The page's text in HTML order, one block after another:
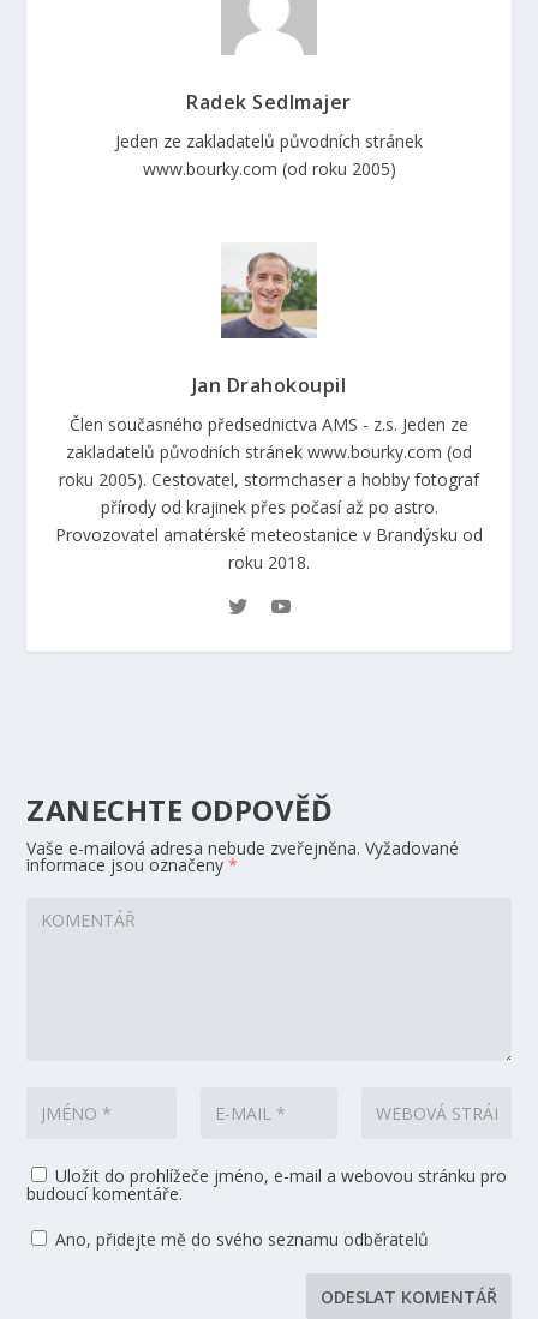
Radek Sedlmajer
Jeden ze zakladatelů původních stránek
www.bourky.com (od roku 2005)
Jan Drahokoupil
Člen současného předsednictva AMS - z.s. Jeden ze
zakladatelů původních stránek www.bourky.com (od
roku 2005). Cestovatel, stormchaser a hobby fotograf
přírody od krajinek přes počasí až po astro.
Provozovatel amatérské meteostanice v Brandýsku od
roku 2018.
ZANECHTE ODPOVĚĎ
Vaše e-mailová adresa nebude zveřejněna. Vyžadované
informace jsou označeny*
Uložit do prohlížeče jméno, e-mail a webovou stránku pro
budoucí komentáře.
Ano, přidejte mě do svého seznamu odběratelů